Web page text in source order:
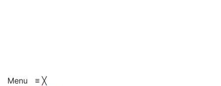
Menu ≡ ╳